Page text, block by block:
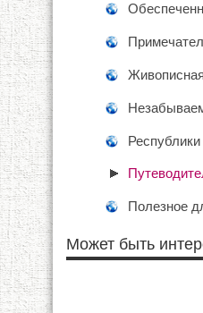
Полезное
Может быть